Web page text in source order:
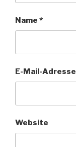
Name *
E-Mail-Adresse
Website